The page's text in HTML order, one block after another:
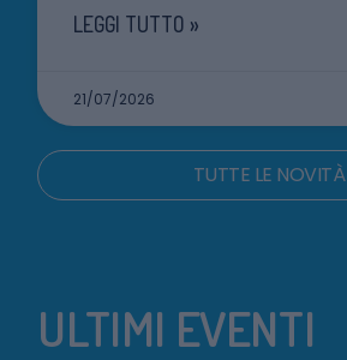
LEGGI TUTTO »
21/07/2026
TUTTE LE NOVITÀ
ULTIMI EVENTI